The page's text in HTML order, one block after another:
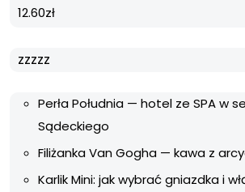
12.60zł
zzzzz
Perła Południa — hotel ze SPA w
Sądeckiego
Filiżanka Van Gogha — kawa z
Karlik Mini: jak wybrać gniazdka i